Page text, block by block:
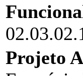
Projeto